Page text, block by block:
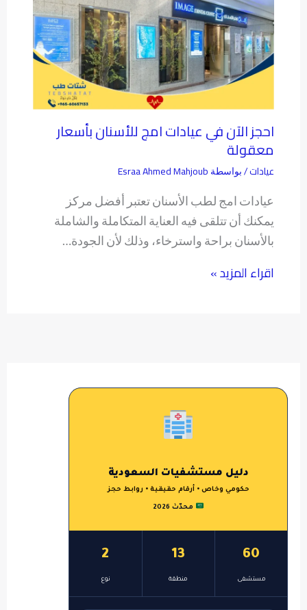
احجز الآن في عيادات امج للأسنان بأسعار
معقولة
عيادات/ بواسطة Esraa Ahmed Mahjoub
عيادات امج لطب الأسنان تعتبر أفضل مركز
يمكنك أن تتلقى فيه العناية المتكاملة والشاملة
بالأسنان براحة واسترخاء، وذلك لأن الجودة…
اقراء المزيد »
دليل مستشفيات السعودية
حكومي وخاص • أرقام حقيقية • روابط حجز
محدّث 2026
60
مستشفى
13
منطقة
2
نوع